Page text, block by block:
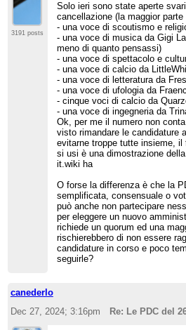
3191 posts
Solo ieri sono state aperte
cancellazione (la maggior
- una voce di scoutismo e
- una voce di musica da Gigi
meno di quanto pensassi)
- una voce di spettacolo e
- una voce di calcio da
- una voce di letteratura da
- una voce di ufologia da Fraenc
- cinque voci di calcio da
- una voce di ingegneria da
Ok, per me il numero non
visto rimandare le candidature
evitarne troppe tutte insieme,
si usi è una dimostrazione
it.wiki ha
O forse la differenza è che la
semplificata, consensuale o
può anche non partecipare
per eleggere un nuovo
richiede un quorum ed una
rischierebbero di non essere
candidature in corso e poco
seguirle?
canederlo
Dec 27, 2024; 3:16pm
Re: Le PDC del